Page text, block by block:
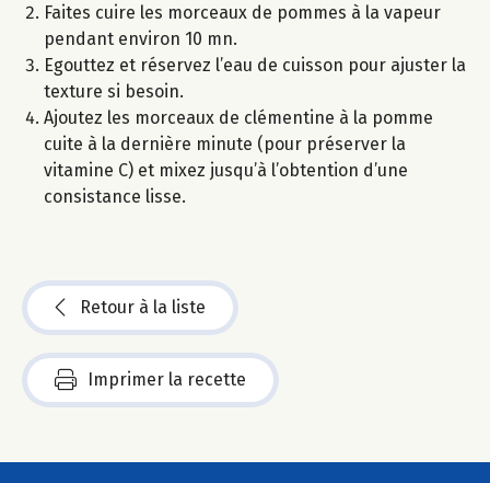
Faites cuire les morceaux de pommes à la vapeur
pendant environ 10 mn.
Egouttez et réservez l’eau de cuisson pour ajuster la
texture si besoin.
Ajoutez les morceaux de clémentine à la pomme
cuite à la dernière minute (pour préserver la
vitamine C) et mixez jusqu’à l’obtention d’une
consistance lisse.
Retour à la liste
Imprimer la recette